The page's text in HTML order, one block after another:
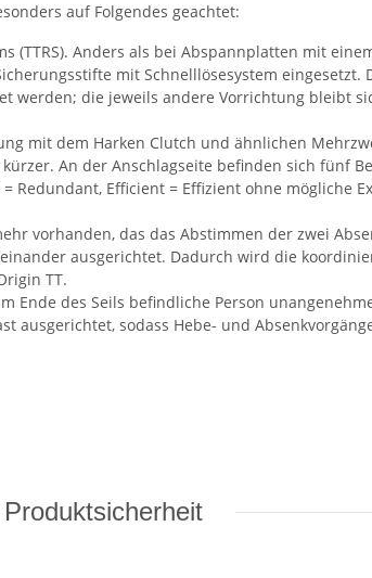
auf Folgendes geachtet:
(TTRS). Anders als bei Abspannplatten mit
mit Schnelllösesystem eingesetzt.
werden; die jeweils andere Vorrichtung bleibt
mit dem Harken Clutch und ähnlichen
An der Anschlagseite befinden sich fünf
Redundant, Efficient = Effizient ohne mögliche
vorhanden, das das Abstimmen der zwei
ausgerichtet. Dadurch wird die
TT.
Ende des Seils befindliche Person
ausgerichtet, sodass Hebe- und